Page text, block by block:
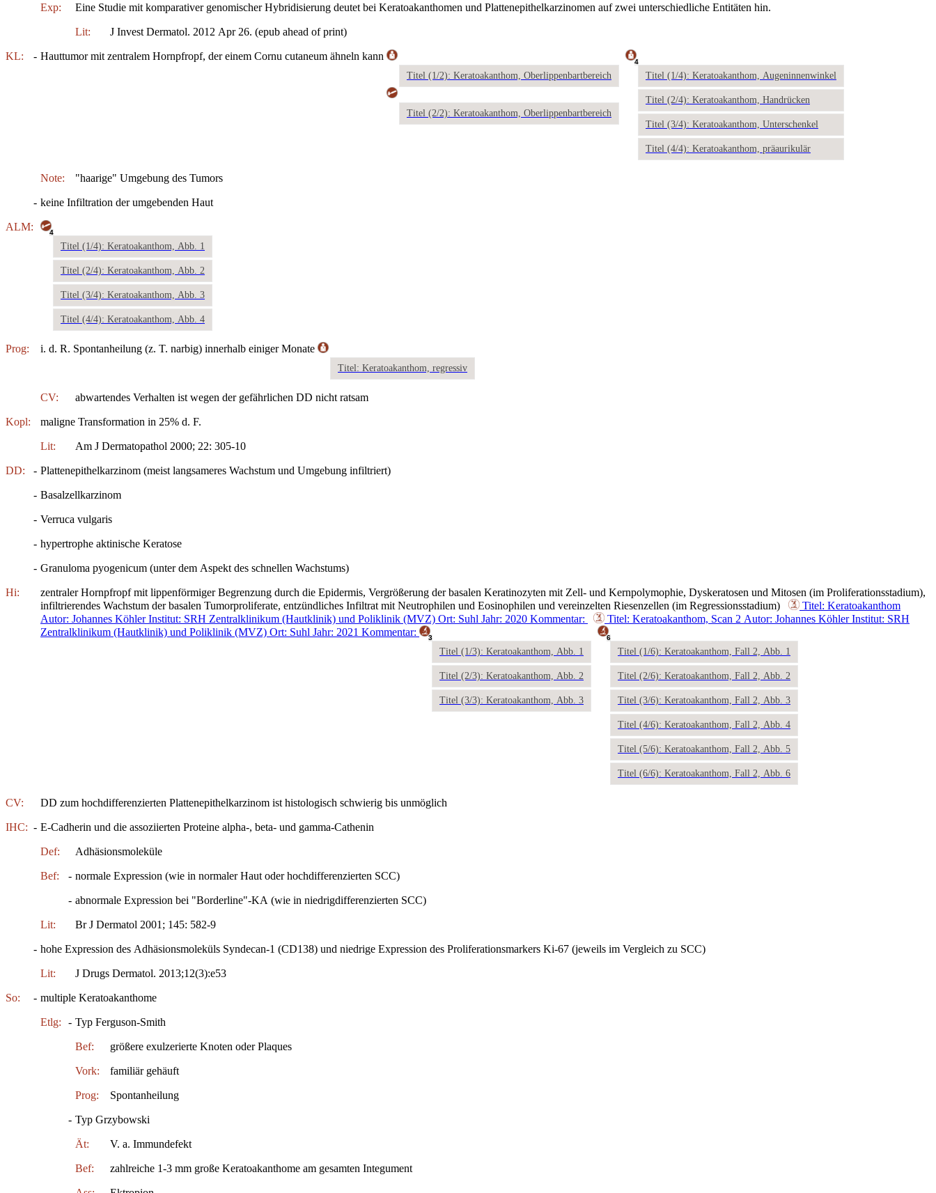
Exp: Eine Studie mit komparativer genomischer Hybridisierung deutet bei Keratoakanthomen und Plattenepithelkarzinomen auf zwei unterschiedliche Entitäten hin.
Lit: J Invest Dermatol. 2012 Apr 26. (epub ahead of print)
KL: - Hauttumor mit zentralem Hornpfropf, der einem Cornu cutaneum ähneln kann
Titel (1/2): Keratoakanthom, Oberlippenbartbereich
Titel (2/2): Keratoakanthom, Oberlippenbartbereich
4
Titel (1/4): Keratoakanthom, Augeninnenwinkel
Titel (2/4): Keratoakanthom, Handrücken
Titel (3/4): Keratoakanthom, Unterschenkel
Titel (4/4): Keratoakanthom, präaurikulär
Note: "haarige" Umgebung des Tumors
- keine Infiltration der umgebenden Haut
ALM: 4
Titel (1/4): Keratoakanthom, Abb. 1
Titel (2/4): Keratoakanthom, Abb. 2
Titel (3/4): Keratoakanthom, Abb. 3
Titel (4/4): Keratoakanthom, Abb. 4
Prog: i. d. R. Spontanheilung (z. T. narbig) innerhalb einiger Monate
Titel: Keratoakanthom, regressiv
CV: abwartendes Verhalten ist wegen der gefährlichen DD nicht ratsam
Kopl: maligne Transformation in 25% d. F.
Lit: Am J Dermatopathol 2000; 22: 305-10
DD: - Plattenepithelkarzinom (meist langsameres Wachstum und Umgebung infiltriert)
- Basalzellkarzinom
- Verruca vulgaris
- hypertrophe aktinische Keratose
- Granuloma pyogenicum (unter dem Aspekt des schnellen Wachstums)
Hi:
zentraler Hornpfropf mit lippenförmiger Begrenzung durch die Epidermis, Vergrößerung der basalen Keratinozyten mit Zell- und Kernpolymophie, Dyskeratosen und Mitosen (im Proliferationsstadium),
infiltrierendes Wachstum der basalen Tumorproliferate, entzündliches Infiltrat mit Neutrophilen und Eosinophilen und vereinzelten Riesenzellen (im Regressionsstadium)
Titel: Keratoakanthom
Autor: Johannes Köhler Institut: SRH Zentralklinikum (Hautklinik) und Poliklinik (MVZ) Ort: Suhl Jahr: 2020 Kommentar: Titel: Keratoakanthom, Scan 2 Autor: Johannes Köhler Institut: SRH
Zentralklinikum (Hautklinik) und Poliklinik (MVZ) Ort: Suhl Jahr: 2021 Kommentar: 3
Titel (1/3): Keratoakanthom, Abb. 1
Titel (2/3): Keratoakanthom, Abb. 2
Titel (3/3): Keratoakanthom, Abb. 3
6
Titel (1/6): Keratoakanthom, Fall 2, Abb. 1
Titel (2/6): Keratoakanthom, Fall 2, Abb. 2
Titel (3/6): Keratoakanthom, Fall 2, Abb. 3
Titel (4/6): Keratoakanthom, Fall 2, Abb. 4
Titel (5/6): Keratoakanthom, Fall 2, Abb. 5
Titel (6/6): Keratoakanthom, Fall 2, Abb. 6
CV: DD zum hochdifferenzierten Plattenepithelkarzinom ist histologisch schwierig bis unmöglich
IHC: - E-Cadherin und die assoziierten Proteine alpha-, beta- und gamma-Cathenin
Def: Adhäsionsmoleküle
Bef: - normale Expression (wie in normaler Haut oder hochdifferenzierten SCC)
- abnormale Expression bei "Borderline"-KA (wie in niedrigdifferenzierten SCC)
Lit: Br J Dermatol 2001; 145: 582-9
- hohe Expression des Adhäsionsmoleküls Syndecan-1 (CD138) und niedrige Expression des Proliferationsmarkers Ki-67 (jeweils im Vergleich zu SCC)
Lit: J Drugs Dermatol. 2013;12(3):e53
So: - multiple Keratoakanthome
Etlg: - Typ Ferguson-Smith
Bef: größere exulzerierte Knoten oder Plaques
Vork: familiär gehäuft
Prog: Spontanheilung
- Typ Grzybowski
Ät: V. a. Immundefekt
Bef: zahlreiche 1-3 mm große Keratoakanthome am gesamten Integument